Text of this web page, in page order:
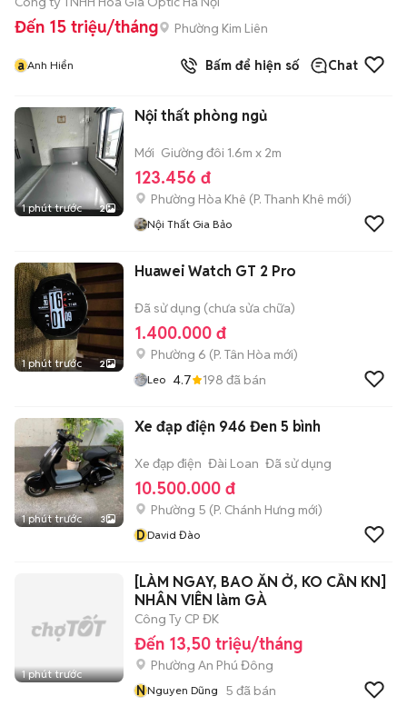
Đến 15 triệu/tháng Phường Kim Liên
a Anh Hiển Bấm để hiện số Chat
1 phút trước 2
Nội thất phòng ngủ
Mới Giường đôi 1.6m x 2m
123.456 đ
Phường Hòa Khê (P. Thanh Khê mới)
Nội Thất Gia Bảo
1 phút trước 2
Huawei Watch GT 2 Pro
Đã sử dụng (chưa sửa chữa)
1.400.000 đ
Phường 6 (P. Tân Hòa mới)
Leo 4.7 198 đã bán
1 phút trước 3
Xe đạp điện 946 Đen 5 bình
Xe đạp điện Đài Loan Đã sử dụng
10.500.000 đ
Phường 5 (P. Chánh Hưng mới)
DDavid Đào
1 phút trước
[LÀM NGAY, BAO ĂN Ở, KO CẦN KN]
NHÂN VIÊN làm GÀ
Công Ty CP ĐK
Đến 13,50 triệu/tháng
Phường An Phú Đông
NNguyen Dũng 5 đã bán